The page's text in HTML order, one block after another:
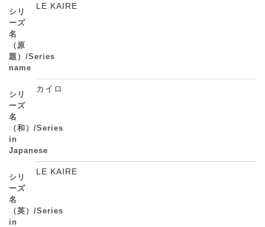
シリ
ーズ
名
（原
題）/Series
name
LE KAIRE
シリ
ーズ
名
（和）/Series
in
Japanese
カイロ
シリ
ーズ
名
（英）/Series
in
LE KAIRE